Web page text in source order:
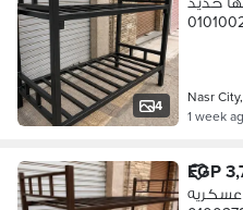
4
Nasr
1 week
EGP
عسكريه